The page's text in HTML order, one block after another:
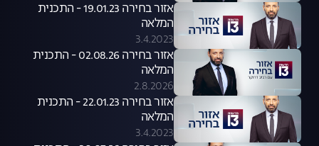
אזור בחירה 19.01.23 - התכנית
המלאה
3.4.2023
אזור בחירה 02.08.26 - התכנית
המלאה
2.8.2026
אזור בחירה 22.01.23 - התכנית
המלאה
3.4.2023